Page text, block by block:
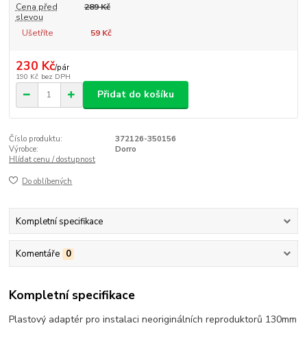
Cena před
slevou
289 Kč
Ušetříte 59 Kč
230 Kč/pár
190 Kč bez DPH
Přidat do košíku
Číslo produktu:
372126-350156
Výrobce:
Dorro
Hlídat cenu / dostupnost
Do oblíbených
Kompletní specifikace
Komentáře 0
Kompletní specifikace
Plastový adaptér pro instalaci neoriginálních reproduktorů 130mm